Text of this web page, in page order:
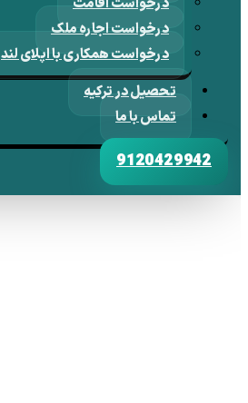
درخواست اجاره ملک
درخواست همکاری با اپلای لند
تحصیل در ترکیه
تماس با ما
9120429942